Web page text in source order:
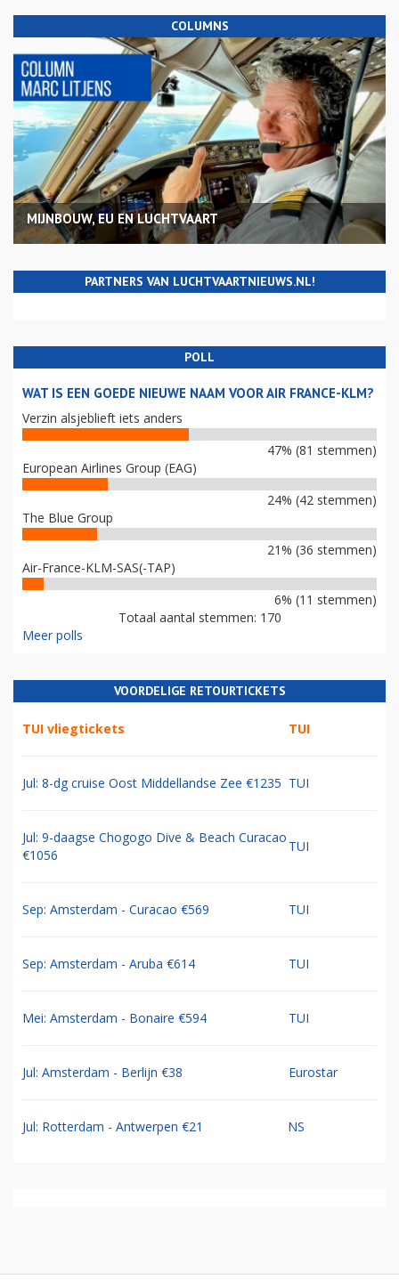
COLUMNS
MIJNBOUW, EU EN LUCHTVAART
PARTNERS VAN LUCHTVAARTNIEUWS.NL!
POLL
WAT IS EEN GOEDE NIEUWE NAAM VOOR AIR FRANCE-KLM?
Verzin alsjeblieft iets anders
47% (81 stemmen)
European Airlines Group (EAG)
24% (42 stemmen)
The Blue Group
21% (36 stemmen)
Air-France-KLM-SAS(-TAP)
6% (11 stemmen)
Totaal aantal stemmen: 170
Meer polls
VOORDELIGE RETOURTICKETS
TUI vliegtickets TUI
Jul: 8-dg cruise Oost Middellandse Zee €1235 TUI
Jul: 9-daagse Chogogo Dive & Beach Curacao
€1056
TUI
Sep: Amsterdam - Curacao €569 TUI
Sep: Amsterdam - Aruba €614 TUI
Mei: Amsterdam - Bonaire €594 TUI
Jul: Amsterdam - Berlijn €38 Eurostar
Jul: Rotterdam - Antwerpen €21 NS